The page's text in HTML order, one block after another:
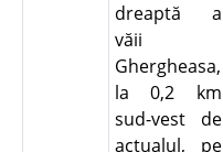
dreaptă a
văii
Ghergheasa,
la 0,2 km
sud-vest de
actualul, pe